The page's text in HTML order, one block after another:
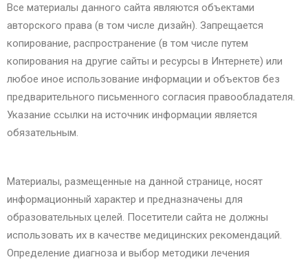
Все материалы данного сайта являются объектами
авторского права (в том числе дизайн). Запрещается
копирование, распространение (в том числе путем
копирования на другие сайты и ресурсы в Интернете) или
любое иное использование информации и объектов без
предварительного письменного согласия правообладателя.
Указание ссылки на источник информации является
обязательным.
Материалы, размещенные на данной странице, носят
информационный характер и предназначены для
образовательных целей. Посетители сайта не должны
использовать их в качестве медицинских рекомендаций.
Определение диагноза и выбор методики лечения